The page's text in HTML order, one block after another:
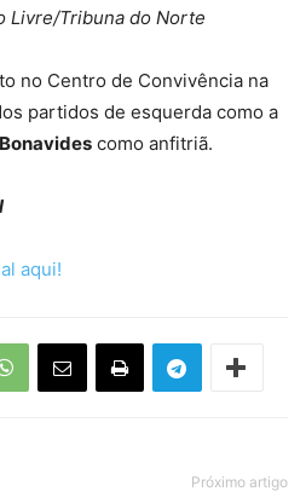
Livre/Tribuna do Norte
no Centro de Convivência na
partidos de esquerda como a
como anfitriã.
aqui!
Próximo artigo